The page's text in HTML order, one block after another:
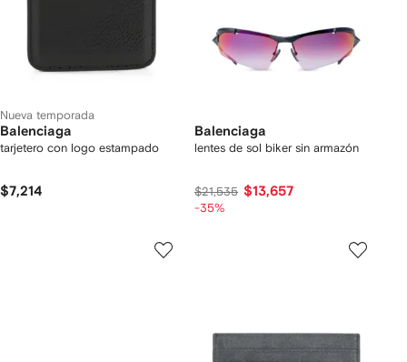
Nueva temporada
Balenciaga
tarjetero con logo estampado
$7,214
Balenciaga
lentes de sol biker sin armazón
$21,535 $13,657
-35%